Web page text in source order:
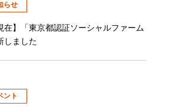
らせ
在】「東京都認証ソーシャルファーム
しました
ント